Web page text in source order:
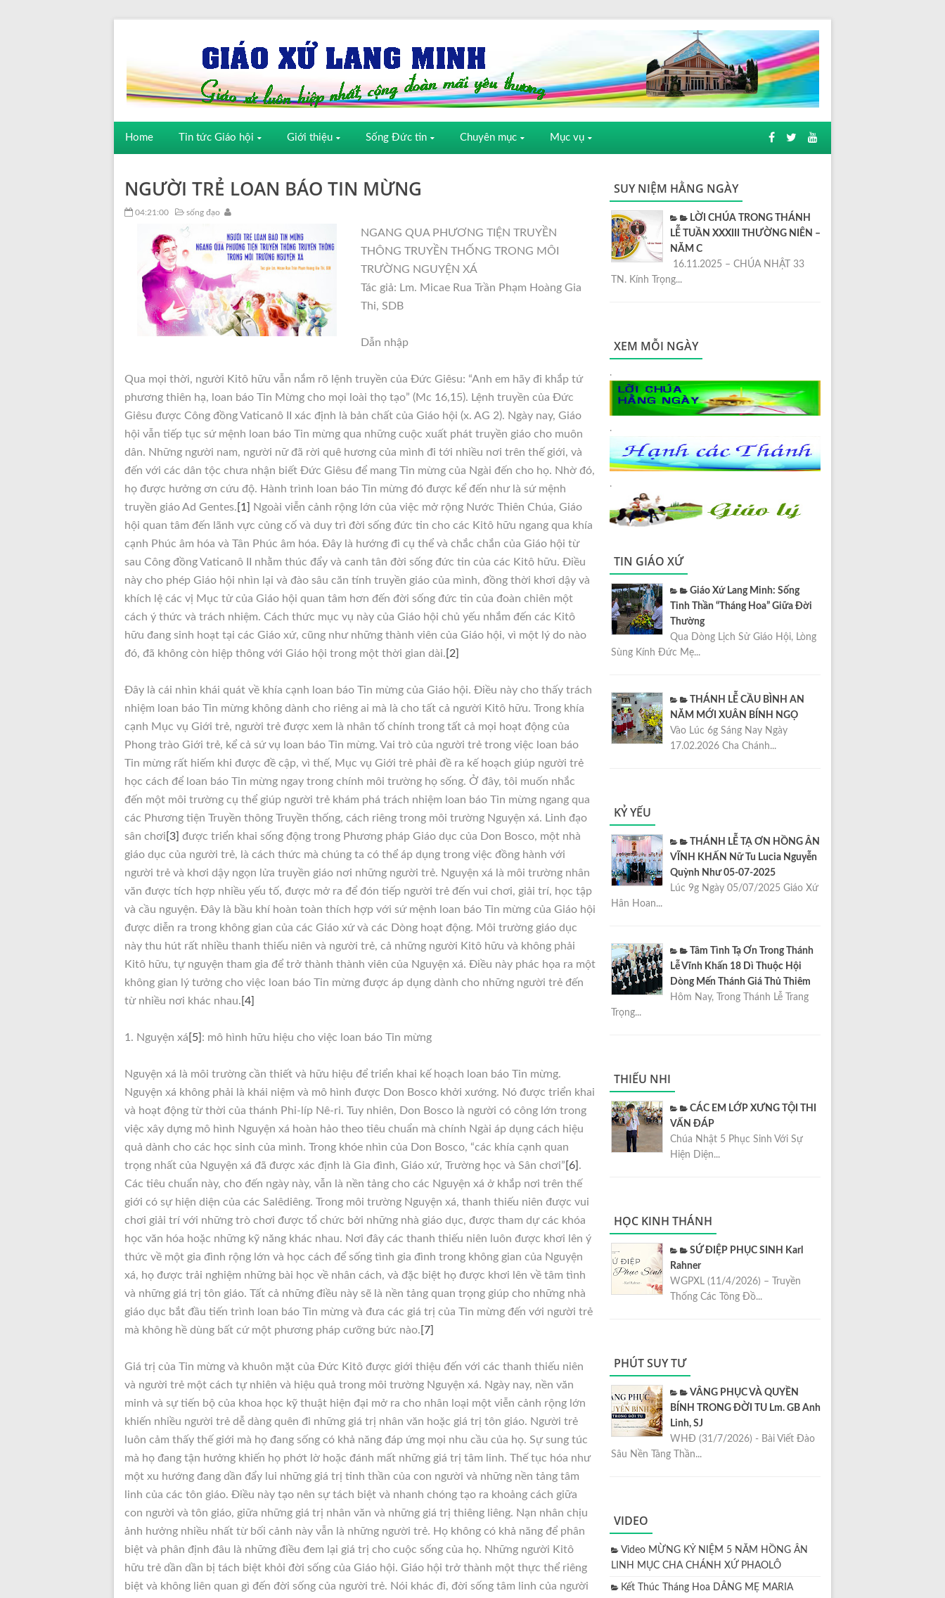
Home Tin tức Giáo hội Giới thiệu Sống Đức tin Chuyên mục Mục vụ
NGƯỜI TRẺ LOAN BÁO TIN MỪNG
04:21:00 sống đạo
NGANG QUA PHƯƠNG TIỆN TRUYỀN
THÔNG TRUYỀN THỐNG TRONG MÔI
TRƯỜNG NGUYỆN XÁ
Tác giả: Lm. Micae Rua Trần Phạm Hoàng Gia
Thi, SDB
Dẫn nhập
Qua mọi thời, người Kitô hữu vẫn nắm rõ lệnh truyền của Đức Giêsu: “Anh em hãy đi khắp tứ
phương thiên hạ, loan báo Tin Mừng cho mọi loài thọ tạo” (Mc 16,15). Lệnh truyền của Đức
Giêsu được Công đồng Vaticanô II xác định là bản chất của Giáo hội (x. AG 2). Ngày nay, Giáo
hội vẫn tiếp tục sứ mệnh loan báo Tin mừng qua những cuộc xuất phát truyền giáo cho muôn
dân. Những người nam, người nữ đã rời quê hương của mình đi tới nhiều nơi trên thế giới, và
đến với các dân tộc chưa nhận biết Đức Giêsu để mang Tin mừng của Ngài đến cho họ. Nhờ đó,
họ được hưởng ơn cứu độ. Hành trình loan báo Tin mừng đó được kể đến như là sứ mệnh
truyền giáo Ad Gentes. [1]
Ngoài viễn cảnh rộng lớn của việc mở rộng Nước Thiên Chúa, Giáo
hội quan tâm đến lãnh vực củng cố và duy trì đời sống đức tin cho các Kitô hữu ngang qua khía
cạnh Phúc âm hóa và Tân Phúc âm hóa. Đây là hướng đi cụ thể và chắc chắn của Giáo hội từ
sau Công đồng Vaticanô II nhằm thúc đẩy và canh tân đời sống đức tin của các Kitô hữu. Điều
này cho phép Giáo hội nhìn lại và đào sâu căn tính truyền giáo của mình, đồng thời khơi dậy và
khích lệ các vị Mục tử của Giáo hội quan tâm hơn đến đời sống đức tin của đoàn chiên một
cách ý thức và trách nhiệm. Cách thức mục vụ này của Giáo hội chủ yếu nhắm đến các Kitô
hữu đang sinh hoạt tại các Giáo xứ, cũng như những thành viên của Giáo hội, vì một lý do nào
đó, đã không còn hiệp thông với Giáo hội trong một thời gian dài. [2]
Đây là cái nhìn khái quát về khía cạnh loan báo Tin mừng của Giáo hội. Điều này cho thấy trách
nhiệm loan báo Tin mừng không dành cho riêng ai mà là cho tất cả người Kitô hữu. Trong khía
cạnh Mục vụ Giới trẻ, người trẻ được xem là nhân tố chính trong tất cả mọi hoạt động của
Phong trào Giới trẻ, kể cả sứ vụ loan báo Tin mừng. Vai trò của người trẻ trong việc loan báo
Tin mừng rất hiếm khi được đề cập, vì thế, Mục vụ Giới trẻ phải đề ra kế hoạch giúp người trẻ
học cách để loan báo Tin mừng ngay trong chính môi trường họ sống. Ở đây, tôi muốn nhắc
đến một môi trường cụ thể giúp người trẻ khám phá trách nhiệm loan báo Tin mừng ngang qua
các Phương tiện Truyền thông Truyền thống, cách riêng trong môi trường Nguyện xá. Linh đạo
sân chơi [3] được triển khai sống động trong Phương pháp Giáo dục của Don Bosco, một nhà
giáo dục của người trẻ, là cách thức mà chúng ta có thể áp dụng trong việc đồng hành với
người trẻ và khơi dậy ngọn lửa truyền giáo nơi những người trẻ. Nguyện xá là môi trường nhân
văn được tích hợp nhiều yếu tố, được mở ra để đón tiếp người trẻ đến vui chơi, giải trí, học tập
và cầu nguyện. Đây là bầu khí hoàn toàn thích hợp với sứ mệnh loan báo Tin mừng của Giáo hội
được diễn ra trong không gian của các Giáo xứ và các Dòng hoạt động. Môi trường giáo dục
này thu hút rất nhiều thanh thiếu niên và người trẻ, cả những người Kitô hữu và không phải
Kitô hữu, tự nguyện tham gia để trở thành thành viên của Nguyện xá. Điều này phác họa ra một
không gian lý tưởng cho việc loan báo Tin mừng được áp dụng dành cho những người trẻ đến
từ nhiều nơi khác nhau. [4]
1. Nguyện xá [5] : mô hình hữu hiệu cho việc loan báo Tin mừng
Nguyện xá là môi trường cần thiết và hữu hiệu để triển khai kế hoạch loan báo Tin mừng.
Nguyện xá không phải là khái niệm và mô hình được Don Bosco khởi xướng. Nó được triển khai
và hoạt động từ thời của thánh Phi-líp Nê-ri. Tuy nhiên, Don Bosco là người có công lớn trong
việc xây dựng mô hình Nguyện xá hoàn hảo theo tiêu chuẩn mà chính Ngài áp dụng cách hiệu
quả dành cho các học sinh của mình. Trong khóe nhìn của Don Bosco, “các khía cạnh quan
trọng nhất của Nguyện xá đã được xác định là Gia đình, Giáo xứ, Trường học và Sân chơi” [6] .
Các tiêu chuẩn này, cho đến ngày này, vẫn là nền tảng cho các Nguyện xá ở khắp nơi trên thế
giới có sự hiện diện của các Salêdiêng. Trong môi trường Nguyện xá, thanh thiếu niên được vui
chơi giải trí với những trò chơi được tổ chức bởi những nhà giáo dục, được tham dự các khóa
học văn hóa hoặc những kỹ năng khác nhau. Nơi đây các thanh thiếu niên luôn được khơi lên ý
thức về một gia đình rộng lớn và học cách để sống tình gia đình trong không gian của Nguyện
xá, họ được trải nghiệm những bài học về nhân cách, và đặc biệt họ được khơi lên về tâm tình
và những giá trị tôn giáo. Tất cả những điều này sẽ là nền tảng quan trọng giúp cho những nhà
giáo dục bắt đầu tiến trình loan báo Tin mừng và đưa các giá trị của Tin mừng đến với người trẻ
mà không hề dùng bất cứ một phương pháp cưỡng bức nào. [7]
Giá trị của Tin mừng và khuôn mặt của Đức Kitô được giới thiệu đến với các thanh thiếu niên
và người trẻ một cách tự nhiên và hiệu quả trong môi trường Nguyện xá. Ngày nay, nền văn
minh và sự tiến bộ của khoa học kỹ thuật hiện đại mở ra cho nhân loại một viễn cảnh rộng lớn
khiến nhiều người trẻ dễ dàng quên đi những giá trị nhân văn hoặc giá trị tôn giáo. Người trẻ
luôn cảm thấy thế giới mà họ đang sống có khả năng đáp ứng mọi nhu cầu của họ. Sự sung túc
mà họ đang tận hưởng khiến họ phớt lờ hoặc đánh mất những giá trị tâm linh. Thế tục hóa như
một xu hướng đang dần đẩy lui những giá trị tinh thần của con người và những nền tảng tâm
linh của các tôn giáo. Điều này tạo nên sự tách biệt và nhanh chóng tạo ra khoảng cách giữa
con người và tôn giáo, giữa những giá trị nhân văn và những giá trị thiêng liêng. Nạn nhân chịu
ảnh hưởng nhiều nhất từ bối cảnh này vẫn là những người trẻ. Họ không có khả năng để phân
biệt và phân định đâu là những điều đem lại giá trị cho cuộc sống của họ. Những người Kitô
hữu trẻ dần dần bị tách biệt khỏi đời sống của Giáo hội. Giáo hội trở thành một thực thể riêng
biệt và không liên quan gì đến đời sống của người trẻ. Nói khác đi, đời sống tâm linh của người
SUY NIỆM HẰNG NGÀY
LỜI CHÚA TRONG THÁNH
LỄ TUẦN XXXIII THƯỜNG NIÊN –
NĂM C
16.11.2025 – CHÚA NHẬT 33
TN. Kính Trọng...
XEM MỖI NGÀY
.
.
.
TIN GIÁO XỨ
Giáo Xứ Lang Minh: Sống
Tinh Thần “Tháng Hoa” Giữa Đời
Thường
Qua Dòng Lịch Sử Giáo Hội, Lòng
Sùng Kính Đức Mẹ...
THÁNH LỄ CẦU BÌNH AN
NĂM MỚI XUÂN BÍNH NGỌ
Vào Lúc 6g Sáng Nay Ngày
17.02.2026 Cha Chánh...
KỶ YẾU
THÁNH LỄ TẠ ƠN HỒNG ÂN
VĨNH KHẤN Nữ Tu Lucia Nguyễn
Quỳnh Như 05-07-2025
Lúc 9g Ngày 05/07/2025 Giáo Xứ
Hân Hoan...
Tâm Tình Tạ Ơn Trong Thánh
Lễ Vĩnh Khấn 18 Dì Thuộc Hội
Dòng Mến Thánh Giá Thủ Thiêm
Hôm Nay, Trong Thánh Lễ Trang
Trọng...
THIẾU NHI
CÁC EM LỚP XƯNG TỘI THI
VẤN ĐÁP
Chúa Nhật 5 Phục Sinh Với Sự
Hiện Diện...
HỌC KINH THÁNH
SỨ ĐIỆP PHỤC SINH Karl
Rahner
WGPXL (11/4/2026) – Truyền
Thống Các Tông Đồ...
PHÚT SUY TƯ
VÂNG PHỤC VÀ QUYỀN
BÍNH TRONG ĐỜI TU Lm. GB Anh
Linh, SJ
WHĐ (31/7/2026) - Bài Viết Đào
Sâu Nền Tảng Thần...
VIDEO
Video MỪNG KỶ NIỆM 5 NĂM HỒNG ÂN
LINH MỤC CHA CHÁNH XỨ PHAOLÔ
Kết Thúc Tháng Hoa DÂNG MẸ MARIA